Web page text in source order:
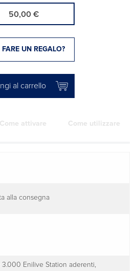
50,00 €
UN REGALO?
al carrello
Come attivare Come utilizzare
alla consegna
3.000 Enilive Station aderenti,